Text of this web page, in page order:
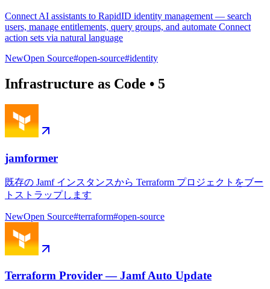
Connect AI assistants to RapidID identity management — search
users, manage entitlements, query groups, and automate Connect
action sets via natural language
NewOpen Source#open-source#identity
Infrastructure as Code • 5
jamformer
既存の Jamf インスタンスから Terraform プロジェクトをブー
トストラップします
NewOpen Source#terraform#open-source
Terraform Provider — Jamf Auto Update